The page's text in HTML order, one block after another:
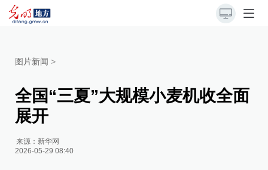
图片新闻 >
全国“三夏”大规模小麦机收全面
展开
来源： 新华网
2026-05-29 08:40